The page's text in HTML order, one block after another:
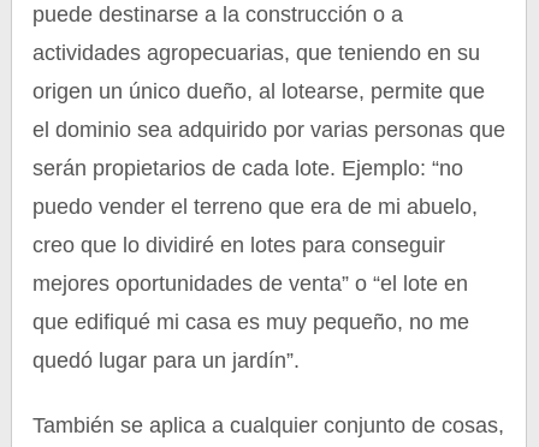
puede destinarse a la construcción o a
actividades agropecuarias, que teniendo en su
origen un único dueño, al lotearse, permite que
el dominio sea adquirido por varias personas que
serán propietarios de cada lote. Ejemplo: “no
puedo vender el terreno que era de mi abuelo,
creo que lo dividiré en lotes para conseguir
mejores oportunidades de venta” o “el lote en
que edifiqué mi casa es muy pequeño, no me
quedó lugar para un jardín”.
También se aplica a cualquier conjunto de cosas,